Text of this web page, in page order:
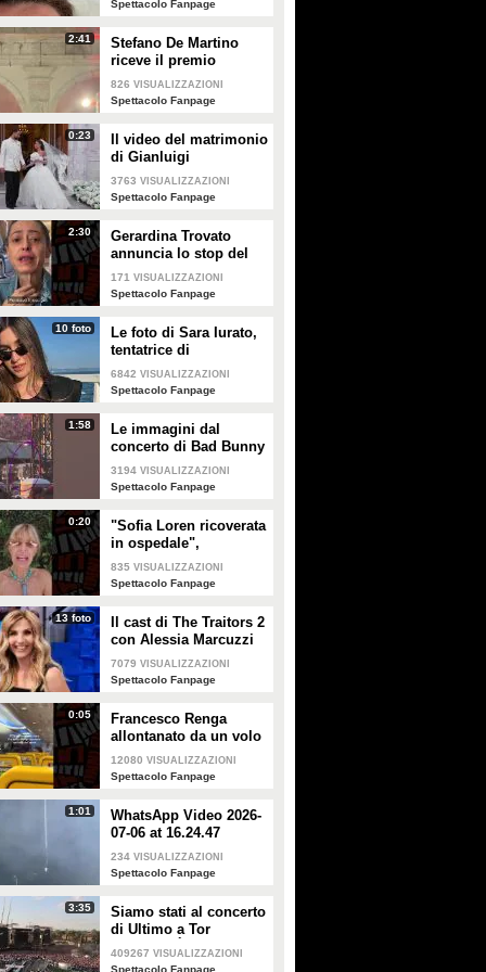
Spettacolo Fanpage
2:41
Stefano De Martino
riceve il premio
intitolato al padre
Enrico
826 VISUALIZZAZIONI
Spettacolo Fanpage
0:23
Il video del matrimonio
di Gianluigi
Donnarumma e Alessia
Elefante
3763 VISUALIZZAZIONI
Spettacolo Fanpage
2:30
Gerardina Trovato
annuncia lo stop del
tour per problemi di
salute
171 VISUALIZZAZIONI
Spettacolo Fanpage
10 foto
Le foto di Sara Iurato,
tentatrice di
Temptation Island 2026
6842 VISUALIZZAZIONI
Spettacolo Fanpage
1:58
Le immagini dal
concerto di Bad Bunny
a Milano
3194 VISUALIZZAZIONI
Spettacolo Fanpage
0:20
"Sofia Loren ricoverata
in ospedale",
Alessandra Mussolini
smentisce: "È serena e
835 VISUALIZZAZIONI
Spettacolo Fanpage
13 foto
Il cast di The Traitors 2
con Alessia Marcuzzi
7079 VISUALIZZAZIONI
Spettacolo Fanpage
0:05
Francesco Renga
allontanato da un volo
Ryanair dopo una
discussione con gli
12080 VISUALIZZAZIONI
Spettacolo Fanpage
1:01
WhatsApp Video 2026-
07-06 at 16.24.47
234 VISUALIZZAZIONI
Spettacolo Fanpage
3:35
Siamo stati al concerto
di Ultimo a Tor
Vergata: "È il giorno
che aspettavo, questa è
409267 VISUALIZZAZIONI
Spettacolo Fanpage